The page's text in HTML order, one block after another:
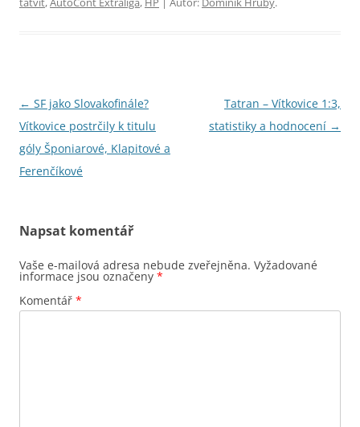
Navigace
pro
příspěvky
← SF jako Slovakofinále?
Vítkovice postrčily k titulu
góly Šponiarové, Klapitové a
Ferenčíkové
Tatran – Vítkovice 1:3,
statistiky a hodnocení →
Napsat komentář
Vaše e-mailová adresa nebude zveřejněna. Vyžadované
informace jsou označeny *
Komentář *